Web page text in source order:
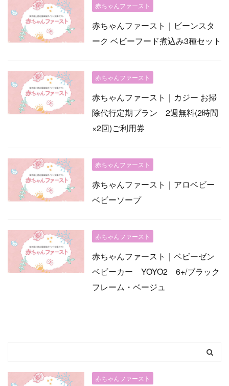
赤ちゃんファースト
赤ちゃんファースト｜ビーンスタ
ーク ベビーフード煮込み3種セット
赤ちゃんファースト
赤ちゃんファースト｜カジー お掃
除代行定期プラン 2週無料(2時間
×2回)ご利用券
赤ちゃんファースト
赤ちゃんファースト｜アロベビー
ベビーソープ
赤ちゃんファースト
赤ちゃんファースト｜ベビーゼン
ベビーカー YOYO2 6+/ブラック
フレーム・ベージュ
赤ちゃんファースト